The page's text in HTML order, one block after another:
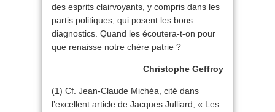
des esprits clairvoyants, y compris dans les
partis politiques, qui posent les bons
diagnostics. Quand les écoutera-t-on pour
que renaisse notre chère patrie ?
Christophe Geffroy
(1) Cf. Jean-Claude Michéa, cité dans
l’excellent article de Jacques Julliard, « Les